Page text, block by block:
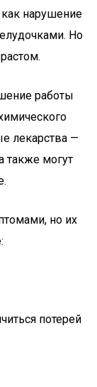
нарушение
Но
работы
лекарства —
также могут
но их
потерей